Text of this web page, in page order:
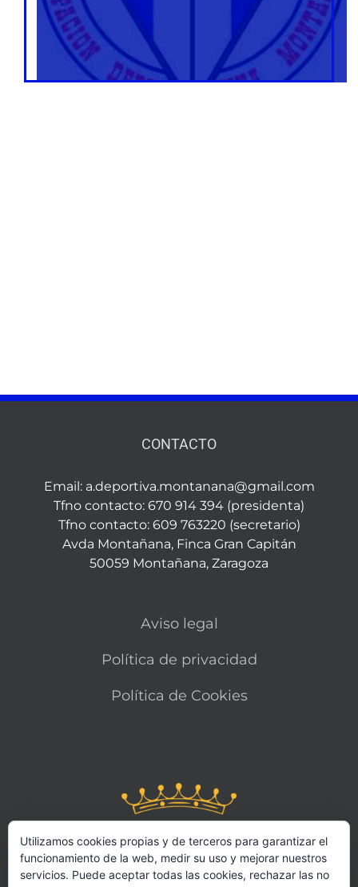
CONTACTO
Email: a.deportiva.montanana@gmail.com
Tfno contacto: 670 914 394 (presidenta)
Tfno contacto: 609 763220 (secretario)
Avda Montañana, Finca Gran Capitán
50059 Montañana, Zaragoza
Aviso legal
Política de privacidad
Política de Cookies
Utilizamos cookies propias y de terceros para garantizar el
funcionamiento de la web, medir su uso y mejorar nuestros
servicios. Puede aceptar todas las cookies, rechazar las no